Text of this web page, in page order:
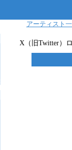
アーティスト
X（旧Twitter）